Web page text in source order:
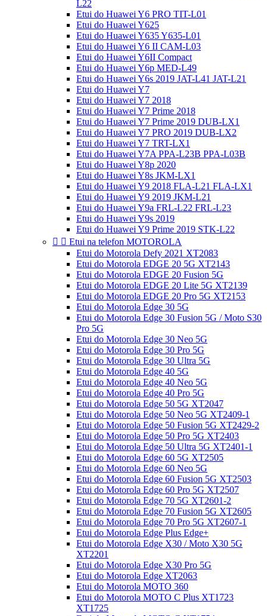
L22
Etui do Huawei Y6 PRO TIT-L01
Etui do Huawei Y625
Etui do Huawei Y635 Y635-L01
Etui do Huawei Y6 II CAM-L03
Etui do Huawei Y6II Compact
Etui do Huawei Y6p MED-L49
Etui do Huawei Y6s 2019 JAT-L41 JAT-L21
Etui do Huawei Y7
Etui do Huawei Y7 2018
Etui do Huawei Y7 Prime 2018
Etui do Huawei Y7 Prime 2019 DUB-LX1
Etui do Huawei Y7 PRO 2019 DUB-LX2
Etui do Huawei Y7 TRT-LX1
Etui do Huawei Y7A PPA-L23B PPA-L03B
Etui do Huawei Y8p 2020
Etui do Huawei Y8s JKM-LX1
Etui do Huawei Y9 2018 FLA-L21 FLA-LX1
Etui do Huawei Y9 2019 JKM-L21
Etui do Huawei Y9a FRL-L22 FRL-L23
Etui do Huawei Y9s 2019
Etui do Huawei Y9 Prime 2019 STK-L22
  Etui na telefon MOTOROLA
Etui do Motorola Defy 2021 XT2083
Etui do Motorola EDGE 20 5G XT2143
Etui do Motorola EDGE 20 Fusion 5G
Etui do Motorola EDGE 20 Lite 5G XT2139
Etui do Motorola EDGE 20 Pro 5G XT2153
Etui do Motorola Edge 30 5G
Etui do Motorola Edge 30 Fusion 5G / Moto S30
Pro 5G
Etui do Motorola Edge 30 Neo 5G
Etui do Motorola Edge 30 Pro 5G
Etui do Motorola Edge 30 Ultra 5G
Etui do Motorola Edge 40 5G
Etui do Motorola Edge 40 Neo 5G
Etui do Motorola Edge 40 Pro 5G
Etui do Motorola Edge 50 5G XT2047
Etui do Motorola Edge 50 Neo 5G XT2409-1
Etui do Motorola Edge 50 Fusion 5G XT2429-2
Etui do Motorola Edge 50 Pro 5G XT2403
Etui do Motorola Edge 50 Ultra 5G XT2401-1
Etui do Motorola Edge 60 5G XT2505
Etui do Motorola Edge 60 Neo 5G
Etui do Motorola Edge 60 Fusion 5G XT2503
Etui do Motorola Edge 60 Pro 5G XT2507
Etui do Motorola Edge 70 5G XT2601-2
Etui do Motorola Edge 70 Fusion 5G XT2605
Etui do Motorola Edge 70 Pro 5G XT2607-1
Etui do Motorola Edge Plus Edge+
Etui do Motorola Edge X30 / Moto X30 5G
XT2201
Etui do Motorola Edge X30 Pro 5G
Etui do Motorola Edge XT2063
Etui do Motorola MOTO 360
Etui do Motorola MOTO C Plus XT1723
XT1725